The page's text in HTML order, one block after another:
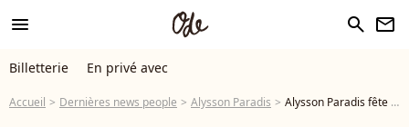
menu search newsletter
Billetterie En privé avec
Accueil Dernières news people Alysson Paradis Alysson Paradis fête ses 10 ans avec Guillaume Gouix, la réaction de sa célèbre nièce Lily-Rose Depp est craquante